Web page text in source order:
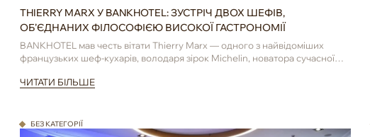
THIERRY MARX У BANKHOTEL: ЗУСТРІЧ ДВОХ ШЕФІВ,
ОБ’ЄДНАНИХ ФІЛОСОФІЄЮ ВИСОКОЇ ГАСТРОНОМІЇ
BANKHOTEL мав честь вітати Thierry Marx — одного з найвідоміших
французьких шеф-кухарів, володаря зірок Michelin, новатора сучасної
ЧИТАТИ БІЛЬШЕ
БЕЗ КАТЕГОРІЇ